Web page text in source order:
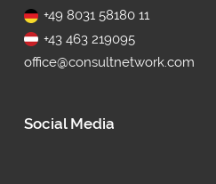
+49 8031 58180 11
+43 463 219095
office@consultnetwork.com
Social Media